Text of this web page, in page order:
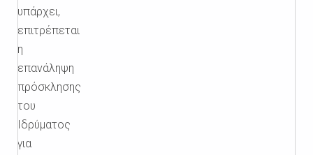
υπάρχει,
επιτρέπεται
η
επανάληψη
πρόσκλησης
του
Ιδρύματος
για